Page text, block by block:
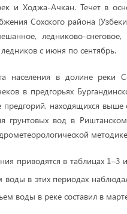
и Ходжа-Ачкан. Течет в
Сохского района
ледниково-
с июня по сентябрь.
населения в долине
в предгорьях
предгорий, находящихся
вод в
приводятся в таблицах
в этих периодах
воды в реке составил в